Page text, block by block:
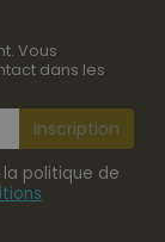
Vous
dans les
politique de